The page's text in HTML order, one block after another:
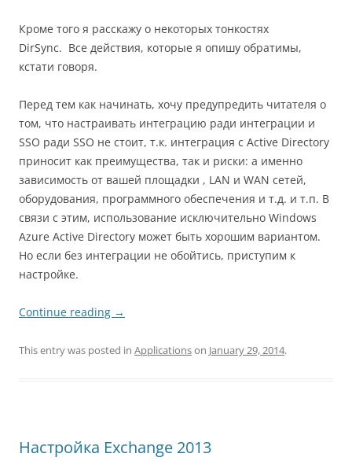
Кроме того я расскажу о некоторых тонкостях
DirSync. Все действия, которые я опишу обратимы,
кстати говоря.
Перед тем как начинать, хочу предупредить читателя о
том, что настраивать интеграцию ради интеграции и
SSO ради SSO не стоит, т.к. интеграция с Active Directory
приносит как преимущества, так и риски: а именно
зависимость от вашей площадки , LAN и WAN сетей,
оборудования, программного обеспечения и т.д. и т.п. В
связи с этим, использование исключительно Windows
Azure Active Directory может быть хорошим вариантом.
Но если без интеграции не обойтись, приступим к
настройке.
Continue reading →
This entry was posted in Applicationson January 29, 2014.
Настройка Exchange 2013